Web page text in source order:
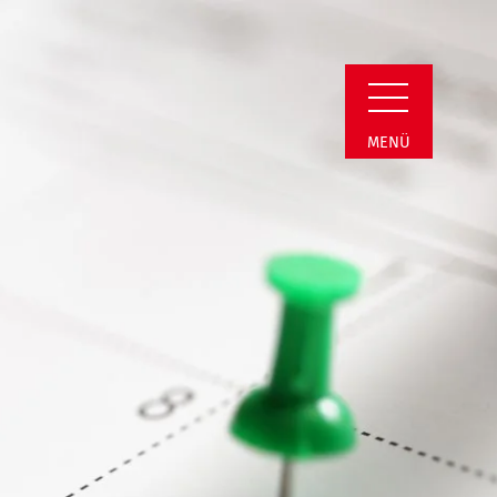
MENÜ